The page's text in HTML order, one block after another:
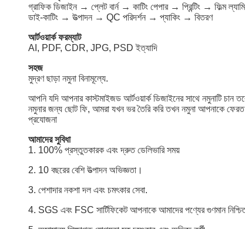
গ্রাফিক ডিজাইন → প্লেট বার্ন → কাটিং পেপার → প্রিন্টিং → ফিল্ম
ডাই-কাটিং → উত্পাদন → QC পরিদর্শন → প্যাকিং → বিতরণ
আর্টওয়ার্ক ফরম্যাট
AI, PDF, CDR, JPG, PSD ইত্যাদি
সহজ
মুদ্রণ ছাড়া নমুনা বিনামূল্যে.
আপনি যদি আপনার কাস্টমাইজড আর্টওয়ার্ক ডিজাইনের সাথে নমুনাটি চান
নমুনার জন্য ছোট ফি, আমরা যখন ভর তৈরি করি তখন নমুনা আপনাকে ফেরত
প্রযোজনা
আমাদের সুবিধা
1. 100% প্রস্তুতকারক এবং দ্রুত ডেলিভারি সময়
2. 10 বছরের বেশি উত্পাদন অভিজ্ঞতা।
3. পেশাদার নকশা দল এবং চমৎকার সেবা.
4. SGS এবং FSC সার্টিফিকেট আপনাকে আমাদের পণ্যের গুণমান